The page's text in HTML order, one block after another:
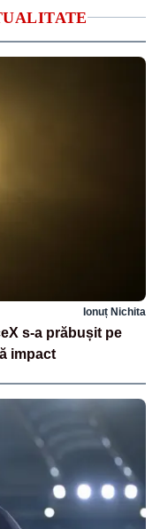
Ionuț Nichita
s-a prăbușit pe
impact